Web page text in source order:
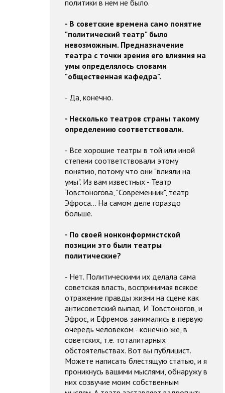
политики в нем не было.
- В советские времена само понятие
"политический театр" было
невозможным. Предназначение
театра с точки зрения его влияния на
умы определялось словами
"общественная кафедра".
- Да, конечно.
- Несколько театров страны такому
определению соответствовали.
- Все хорошие театры в той или иной
степени соответствовали этому
понятию, потому что они "влияли на
умы". Из вам известных - Театр
Товстоногова, "Современник", театр
Эфроса... На самом деле гораздо
больше.
- По своей нонконформистской
позиции это были театры
политические?
- Нет. Политическими их делала сама
советская власть, воспринимая всякое
отражение правды жизни на сцене как
антисоветский выпад. И Товстоногов, и
Эфрос, и Ефремов занимались в первую
очередь человеком - конечно же, в
советских, т.е. тоталитарных
обстоятельствах. Вот вы публицист.
Можете написать блестящую статью, и я
проникнусь вашими мыслями, обнаружу в
них созвучие моим собственным